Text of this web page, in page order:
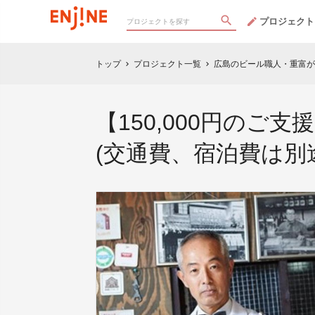
プロジェク
トップ chevron_right プロジェクト一覧 chevron_right 広島のビール職人・重富
【150,000円のご支
(交通費、宿泊費は別